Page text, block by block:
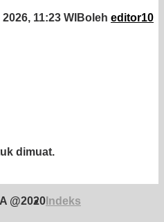
11:23 WIBoleh editor10
dimuat.
@2020 Indeks